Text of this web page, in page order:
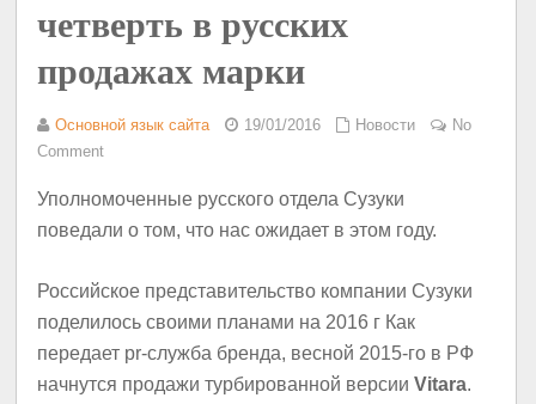
четверть в русских
продажах марки
Основной язык сайта 19/01/2016 Новости
No
Comment
Уполномоченные русского отдела Сузуки
поведали о том, что нас ожидает в этом году.
Российское представительство компании Сузуки
поделилось своими планами на 2016 г Как
передает pr-служба бренда, весной 2015-го в РФ
начнутся продажи турбированной версииVitara.